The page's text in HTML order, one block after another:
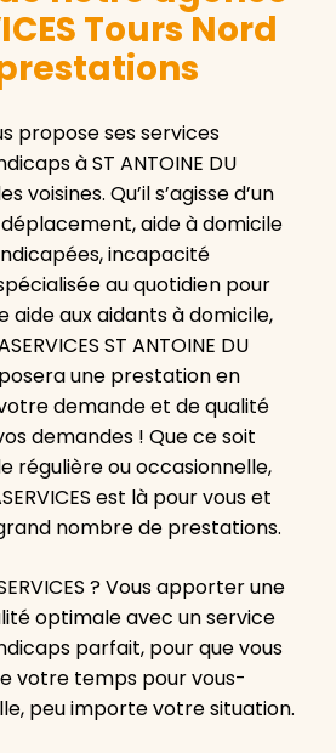
Tours Nord
propose ses services
à ST ANTOINE DU
voisines. Qu’il s’agisse d’un
aide à domicile
incapacité
au quotidien pour
aide aux aidants à domicile,
ST ANTOINE DU
une prestation en
demande et de qualité
demandes ! Que ce soit
régulière ou occasionnelle,
est là pour vous et
nombre de prestations.
? Vous apporter une
optimale avec un service
parfait, pour que vous
votre temps pour vous-
peu importe votre situation.